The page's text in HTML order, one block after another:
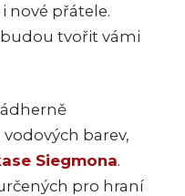
nové přátele.
tvořit vámi
barev,
Siegmona.
pro hraní